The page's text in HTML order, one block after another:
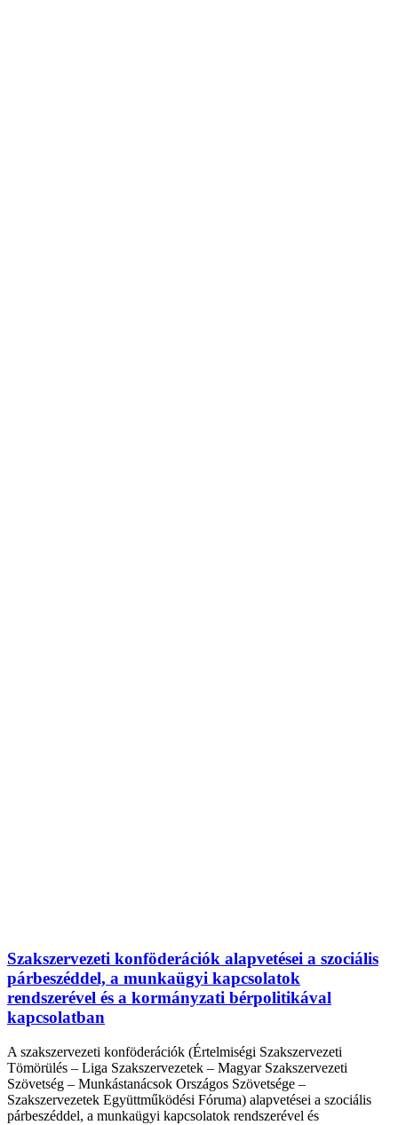
Szakszervezeti konföderációk alapvetései a szociális
párbeszéddel, a munkaügyi kapcsolatok
rendszerével és a kormányzati bérpolitikával
kapcsolatban
A szakszervezeti konföderációk (Értelmiségi Szakszervezeti
Tömörülés – Liga Szakszervezetek – Magyar Szakszervezeti
Szövetség – Munkástanácsok Országos Szövetsége –
Szakszervezetek Együttműködési Fóruma) alapvetései a szociális
párbeszéddel, a munkaügyi kapcsolatok rendszerével és